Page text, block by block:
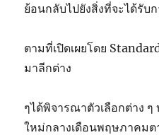
ย้อนกลับไปยังสิ่งที่จะได้รับ
ตามที่เปิดเผยโดย
มาลีกต่าง
ๆได้พิจารณาตัวเลือกต่าง
ใหม่กลางเดือนพฤษภาคมต